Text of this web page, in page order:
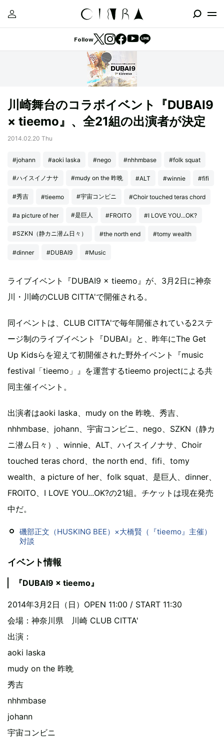
Follow
川崎舞台のコラボイベント『DUBAI9
× tieemo』、全21組の出演者が決定
2014.02.20 Thu
#johann #aoki laska #nego #nhhmbase #folk squat
#ハイスイノナサ #mudy on the 昨晩 #ALT #winnie #fifi
#秀吉 #tieemo #宇宙コンビニ #Choir touched teras chord
#a picture of her #是巨人 #FROITO #I LOVE YOU...OK?
#SZKN（静カニ潜ム日々） #the north end #tomy wealth
#dinner #DUBAI9 #Music
ライブイベント『DUBAI9 × tieemo』が、3月2日に神奈
川・川崎のCLUB CITTA'で開催される。
同イベントは、CLUB CITTA'で毎年開催されている2ステ
ージ制のライブイベント『DUBAI』と、昨年にThe Get
Up Kidsらを迎えて初開催された野外イベント『music
festival「tieemo」』を運営するtieemo projectによる共
同主催イベント。
出演者はaoki laska、mudy on the 昨晩、秀吉、
nhhmbase、johann、宇宙コンビニ、nego、SZKN（静カ
ニ潜ム日々）、winnie、ALT、ハイスイノナサ、Choir
touched teras chord、the north end、fifi、tomy
wealth、a picture of her、folk squat、是巨人、dinner、
FROITO、I LOVE YOU...OK?の21組。チケットは現在発売
中だ。
磯部正文（HUSKING BEE）×大橋賢（『tieemo』主催）
対談
イベント情報
『DUBAI9 × tieemo』
2014年3月2日（日）OPEN 11:00 / START 11:30
会場：神奈川県 川崎 CLUB CITTA'
出演：
aoki laska
mudy on the 昨晩
秀吉
nhhmbase
johann
宇宙コンビニ